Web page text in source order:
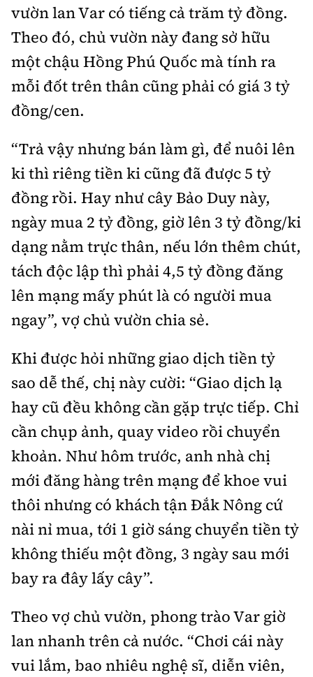
vườn lan Var có tiếng cả trăm tỷ đồng.
Theo đó, chủ vườn này đang sở hữu
một chậu Hồng Phú Quốc mà tính ra
mỗi đốt trên thân cũng phải có giá 3 tỷ
đồng/cen.
“Trả vậy nhưng bán làm gì, để nuôi lên
ki thì riêng tiền ki cũng đã được 5 tỷ
đồng rồi. Hay như cây Bảo Duy này,
ngày mua 2 tỷ đồng, giờ lên 3 tỷ đồng/ki
dạng nằm trực thân, nếu lớn thêm chút,
tách độc lập thì phải 4,5 tỷ đồng đăng
lên mạng mấy phút là có người mua
ngay”, vợ chủ vườn chia sẻ.
Khi được hỏi những giao dịch tiền tỷ
sao dễ thế, chị này cười: “Giao dịch lạ
hay cũ đều không cần gặp trực tiếp. Chỉ
cần chụp ảnh, quay video rồi chuyển
khoản. Như hôm trước, anh nhà chị
mới đăng hàng trên mạng để khoe vui
thôi nhưng có khách tận Đắk Nông cứ
nài nỉ mua, tới 1 giờ sáng chuyển tiền tỷ
không thiếu một đồng, 3 ngày sau mới
bay ra đây lấy cây”.
Theo vợ chủ vườn, phong trào Var giờ
lan nhanh trên cả nước. “Chơi cái này
vui lắm, bao nhiêu nghệ sĩ, diễn viên,